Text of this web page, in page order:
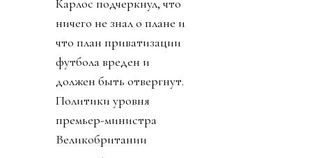
Карлос подчеркнул, что
ничего не знал о плане и
что план приватизации
футбола вреден и
должен быть отвергнут.
Политики уровня
премьер-министра
Великобритании